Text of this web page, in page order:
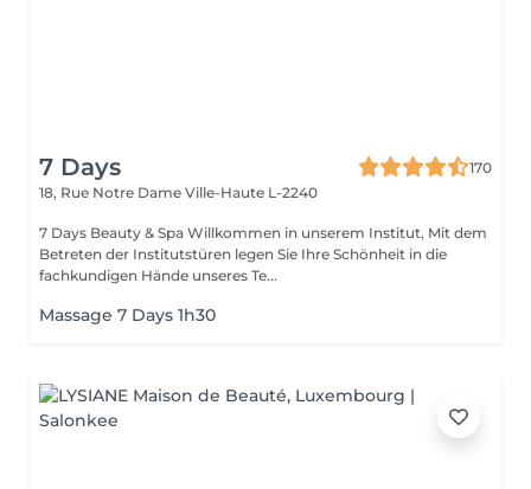
7 Days
170
18, Rue Notre Dame Ville-Haute L-2240
7 Days Beauty & Spa Willkommen in unserem Institut, Mit dem
Betreten der Institutstüren legen Sie Ihre Schönheit in die
fachkundigen Hände unseres Te...
Massage 7 Days 1h30